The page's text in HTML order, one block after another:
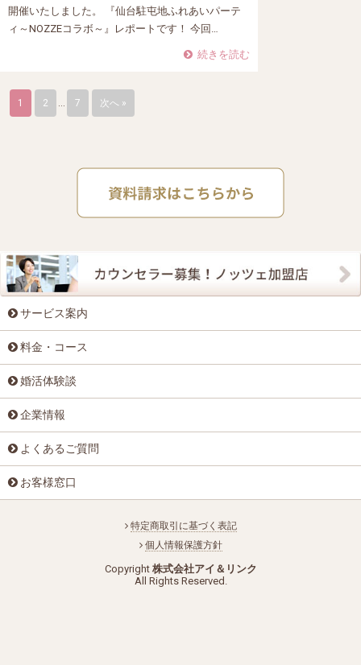
開催いたしました。 『仙台駐屯地ふれあいパーテ
ィ～NOZZEコラボ～』レポートです！ 今回…
続きを読む
1 2 … 7 次へ »
サービス案内
料金・コース
婚活体験談
企業情報
よくあるご質問
お客様窓口
特定商取引に基づく表記
個人情報保護方針
Copyright 株式会社アイ＆リンク
All Rights Reserved.